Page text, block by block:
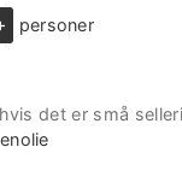
e
t
r
­
­
per­son­er
det er små